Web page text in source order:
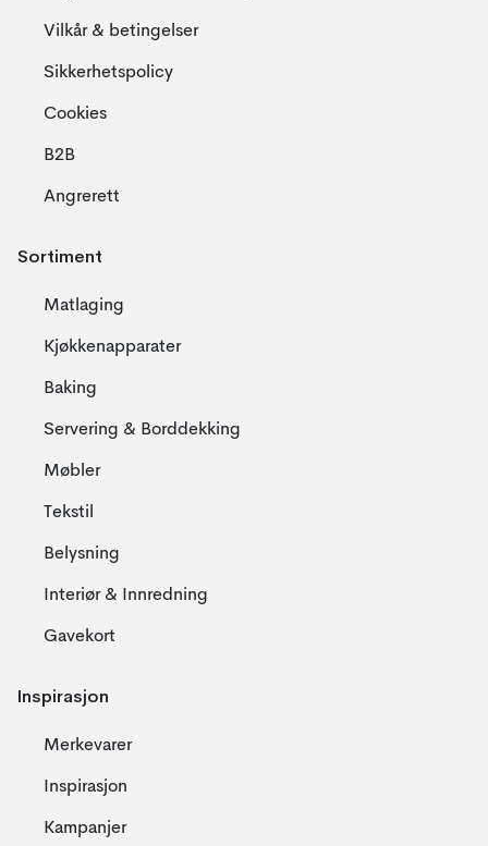
Vilkår & betingelser
Sikkerhetspolicy
Cookies
B2B
Angrerett
Sortiment
Matlaging
Kjøkkenapparater
Baking
Servering & Borddekking
Møbler
Tekstil
Belysning
Interiør & Innredning
Gavekort
Inspirasjon
Merkevarer
Inspirasjon
Kampanjer